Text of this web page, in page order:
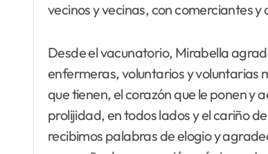
vecinos y vecinas, con comerciantes
Desde el vacunatorio, Mirabella
enfermeras, voluntarios y voluntarias
que tienen, el corazón que le ponen y
prolijidad, en todos lados y el cariño
recibimos palabras de elogio y